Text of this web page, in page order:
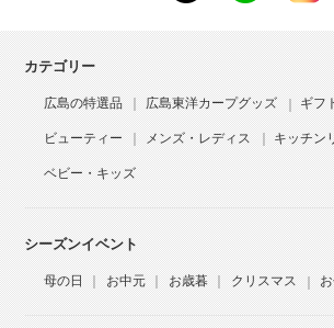
カテゴリー
広島の特選品 広島東洋カープグッズ ギフ
ビューティー メンズ・レディス キッチン
ベビー・キッズ
シーズンイベント
母の日 お中元 お歳暮 クリスマス